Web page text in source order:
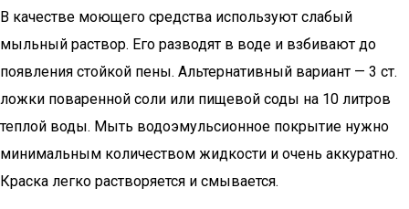
В качестве моющего средства используют слабый
мыльный раствор. Его разводят в воде и взбивают до
появления стойкой пены. Альтернативный вариант — 3 ст.
ложки поваренной соли или пищевой соды на 10 литров
теплой воды. Мыть водоэмульсионное покрытие нужно
минимальным количеством жидкости и очень аккуратно.
Краска легко растворяется и смывается.